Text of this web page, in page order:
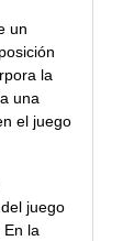
un
la
una
el juego
juego
la